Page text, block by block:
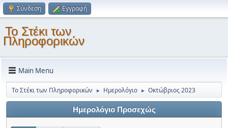
Σύνδεση Εγγραφή
Το Στέκι των
Πληροφορικών
Main Menu
Το Στέκι των Πληροφορικών ► Ημερολόγιο ► Οκτώβριος 2023
Ημερολόγιο Προσεχώς